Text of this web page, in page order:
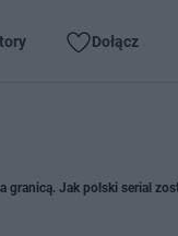
Dołącz
granicą. Jak polski serial